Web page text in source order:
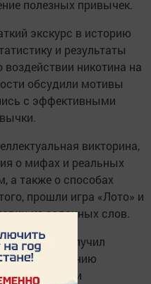
полезных привычек.
экскурс в историю
и результаты
никотина на
обсудили мотивы
с эффективными
викторина,
о мифах и реальных
а также о способах
прошли игра «Лото» и
из заданных слов.
участник получил
формированию
стрессом и